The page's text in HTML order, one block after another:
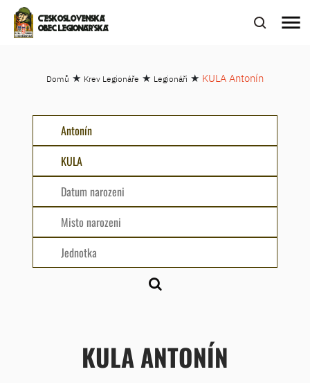
ČESKOSLOVENSKÁ
OBEC LEGIONÁŘSKÁ
menu
Domů ★ Krev Legionáře ★ Legionáři ★ KULA Antonín
KULA ANTONÍN